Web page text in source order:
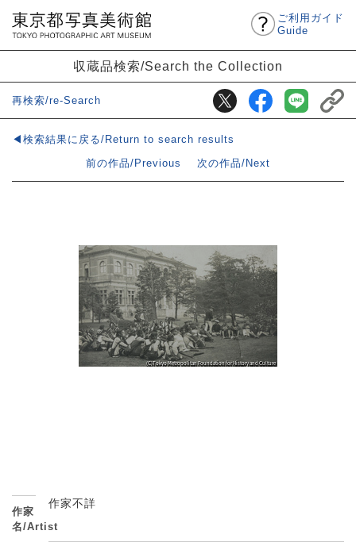
ご利用ガイド
Guide
収蔵品検索/Search the Collection
再検索/re-Search
◀検索結果に戻る/Return to search results
前の作品/Previous
次の作品/Next
作家
名/Artist
作家不詳